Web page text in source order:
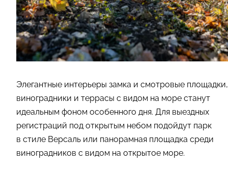
Элегантные интерьеры замка и смотровые площадки,
виноградники и террасы с видом на море станут
идеальным фоном особенного дня. Для выездных
регистраций под открытым небом подойдут парк
в стиле Версаль или панорамная площадка среди
виноградников с видом на открытое море.